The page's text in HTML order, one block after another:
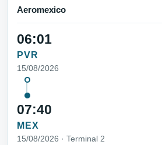
Aeromexico
06:01
PVR
15/08/2026
07:40
MEX
15/08/2026 · Terminal 2